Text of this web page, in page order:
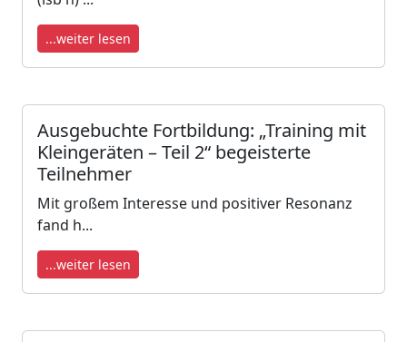
...weiter lesen
Ausgebuchte Fortbildung: „Training mit
Kleingeräten – Teil 2“ begeisterte
Teilnehmer
Mit großem Interesse und positiver Resonanz
fand h...
...weiter lesen